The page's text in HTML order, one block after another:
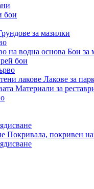
бои
за мазилки
на водна основа Бои за
бои
лакове Лакове за
Материали за
Покривала, покривен